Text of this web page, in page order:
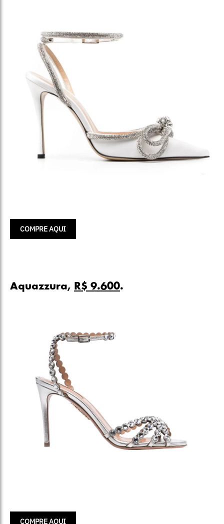
COMPRE AQUI
Aquazzura, R$ 9.600.
COMPRE AQUI